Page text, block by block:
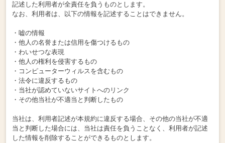
記述した利用者が全責任を負うものとします。
なお、利用者は、以下の情報を記述することはできません。
・嘘の情報
・他人の名誉または信用を傷つけるもの
・わいせつな表現
・他人の権利を侵害するもの
・コンピューターウィルスを含むもの
・法令に違反するもの
・当社が認めていないサイトへのリンク
・その他当社が不適当と判断したもの
当社は、利用者記述が本規約に違反する場合、その他の当社が不適
当と判断した場合には、当社は責任を負うことなく、利用者が記述
した情報を削除することができるものとします。